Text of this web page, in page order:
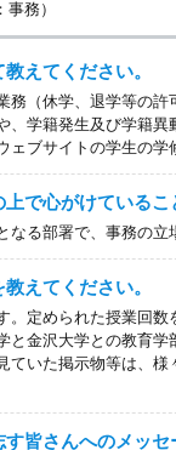
務）
えてください。
（休学、退学等の
、学籍発生及び学籍
ェブサイトの学生の学
で心がけているこ
る部署で、事務の立
えてください。
定められた授業回数
と金沢大学との教育
ていた掲示物等は、
皆さんへのメッセ